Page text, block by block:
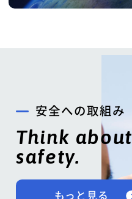
安全への取組み
Think about
safety.
もっと見る